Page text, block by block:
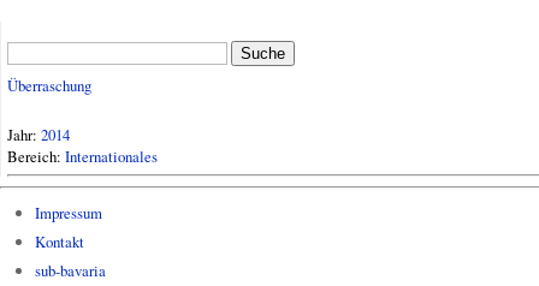
Suche
Überraschung
Jahr: 2014
Bereich: Internationales
Impressum
Kontakt
sub-bavaria